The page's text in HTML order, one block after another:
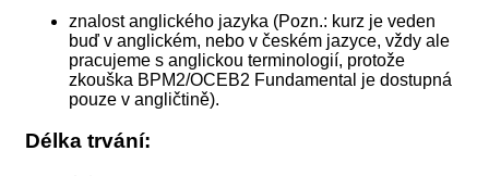
znalost anglického jazyka (Pozn.: kurz je veden
buď v anglickém, nebo v českém jazyce, vždy ale
pracujeme s anglickou terminologií, protože
zkouška BPM2/OCEB2 Fundamental je dostupná
pouze v angličtině).
Délka trvání: